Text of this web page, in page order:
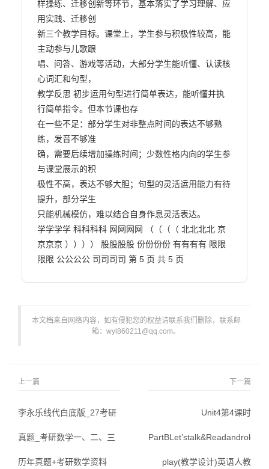
样操练、迁移创新等环节，基本落实了学习理解、应
用实践、迁移创
新三个教学目标。课堂上，学生参与积极性较高，能
主动参与儿歌跟
唱、问答、游戏等活动，大部分学生能听懂、认读核
心词汇和句型，
教学反思 初步运用句型进行简单表达，能听懂并执
行简单指令。但本节课也存
在一些不足：部分学生对非整点时间的表达不够熟
练，发音不够准
确，需要后续增加操练时间；少数性格内向的学生参
与课堂展示的积
极性不高，表达不够大胆；句型的灵活运用能力有待
提升，部分学生
只能机械模仿，难以结合自身作息灵活表达。
学学学学 科科科科 网网网网 （（（（ 北北北北 京
京京京 ）））） 股股股股 份份份份 有有有有 限限
本文档来自网络内容，如有侵犯您的权益请联系我们删除，联系邮
箱：wyl860211@qq.com。
上一篇
李永乐线代白底版_27考研
真题_考研数学一、二、三
历年真题+考研数学资料
下一篇
Unit4第4课时
PartBLet’stalk&Readandrole-
play(教学设计)英语人教